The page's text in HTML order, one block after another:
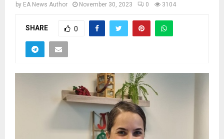
by EA News Author November 30, 2023 0 3104
SHARE 0